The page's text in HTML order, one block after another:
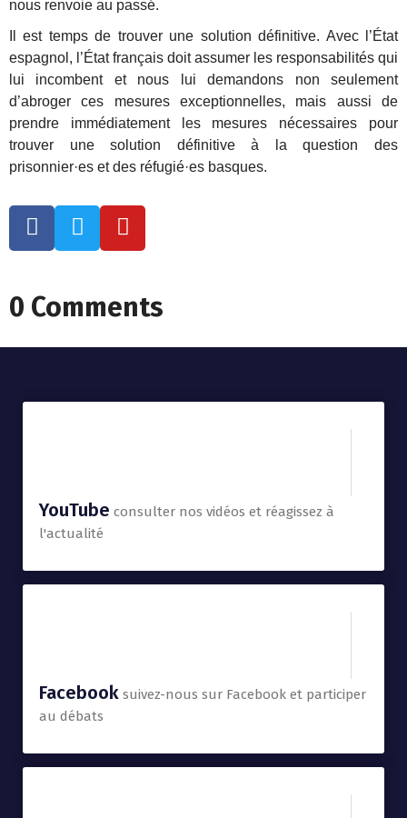
nous renvoie au passé.
Il est temps de trouver une solution définitive. Avec l’État
espagnol, l’État français doit assumer les responsabilités qui
lui incombent et nous lui demandons non seulement
d’abroger ces mesures exceptionnelles, mais aussi de
prendre immédiatement les mesures nécessaires pour
trouver une solution définitive à la question des
prisonnier·es et des réfugié·es basques.
0 Comments
YouTube consulter nos vidéos et réagissez à
l'actualité
Facebook suivez-nous sur Facebook et participer
au débats